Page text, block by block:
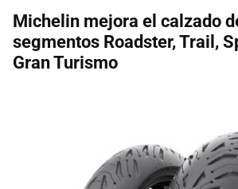
Michelin mejora el calzado
segmentos Roadster, Trail,
Gran Turismo